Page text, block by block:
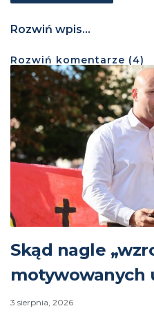
Rozwiń wpis...
Rozwiń komentarze (4)
Skąd nagle
motywowanych
3 sierpnia, 2026